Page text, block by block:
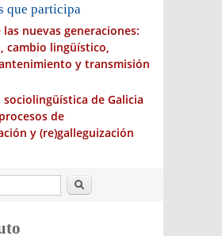
que participa
las nuevas generaciones:
cambio lingüístico,
y transmisión
de Galicia
de
y (re)galleguización
Buscar